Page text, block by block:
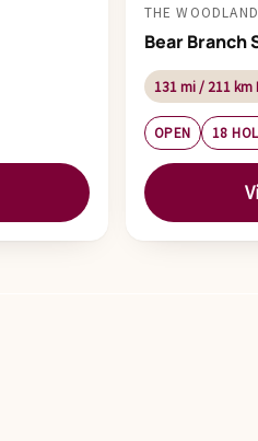
THE
Bear Branch
131 mi / 211 km
OPEN 18